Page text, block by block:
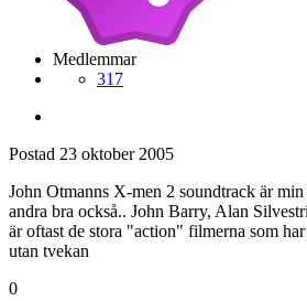
Medlemmar
317
Postad 23 oktober 2005
John Otmanns X-men 2 soundtrack är
andra bra också.. John Barry, Alan
är oftast de stora "action" filmerna som
utan tvekan
0